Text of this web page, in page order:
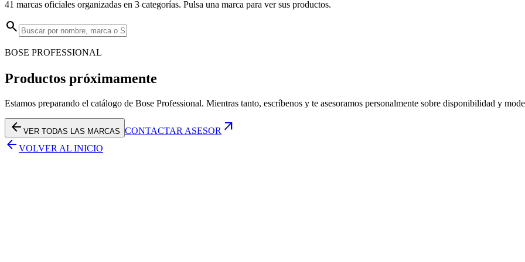
41 marcas oficiales organizadas en 3 categorías. Pulsa una marca para ver sus productos.
search
BOSE PROFESSIONAL
Productos próximamente
Estamos preparando el catálogo de Bose Professional. Mientras tanto, escríbenos y te asesoramos personalmente sobre disponibilidad y
arrow_back VER TODAS LAS MARCAS CONTACTAR ASESOR arrow_outward
arrow_back VOLVER AL INICIO